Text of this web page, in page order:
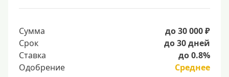
Сумма
до 30 000 ₽
Срок
до 30 дней
Ставка
до 0.8%
Одобрение
Среднее